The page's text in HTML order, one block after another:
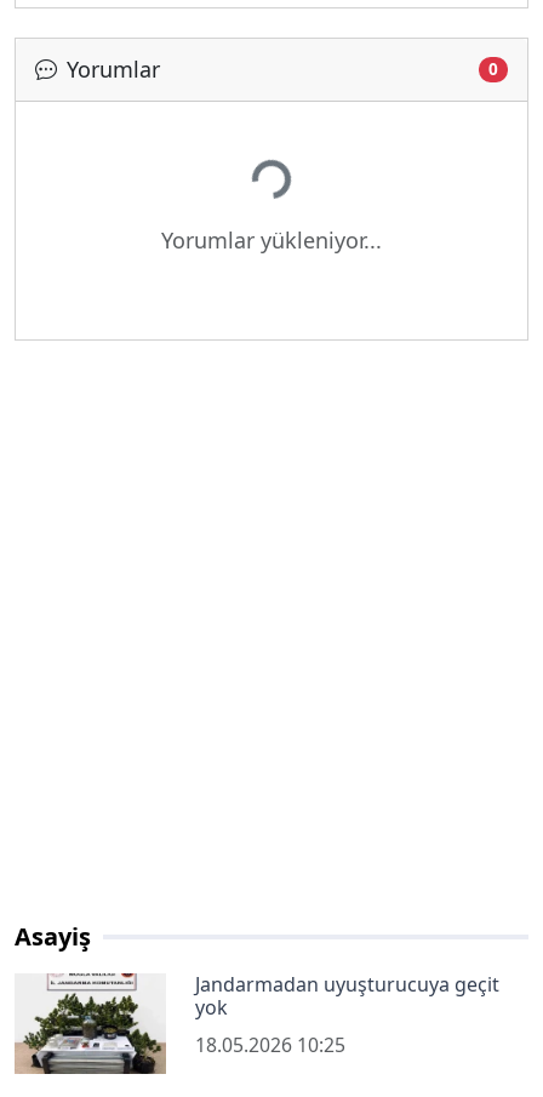
Yorumlar 0
Yükleniyor...
Yorumlar yükleniyor...
Asayiş
Jandarmadan uyuşturucuya geçit
yok
18.05.2026 10:25